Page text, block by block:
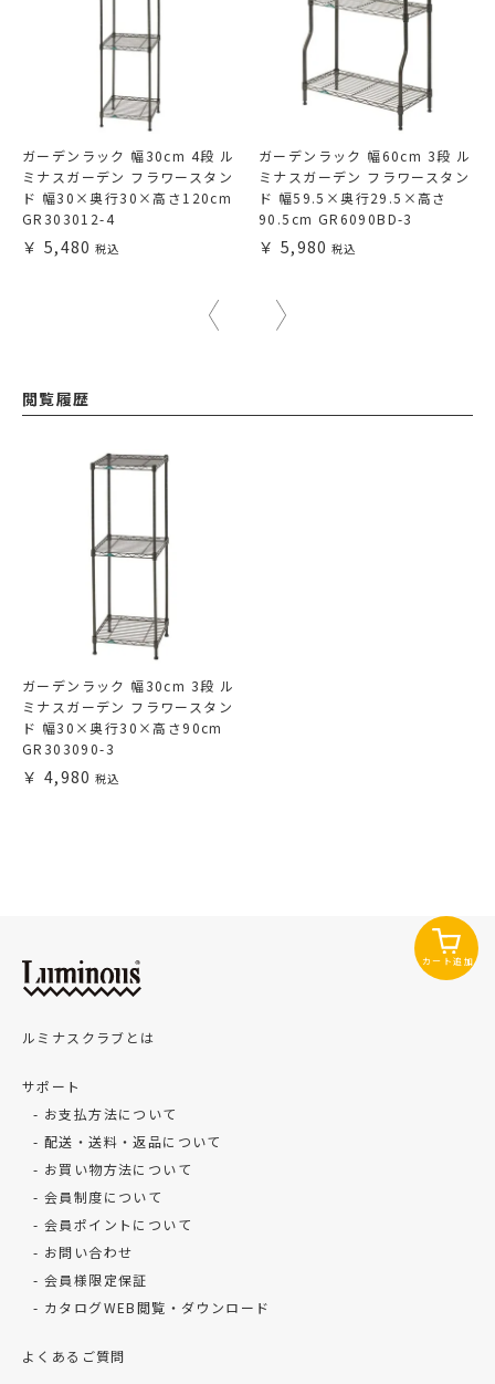
ガーデンラック 幅30cm 4段 ル
ミナスガーデン フラワースタン
ド 幅30×奥行30×高さ120cm
GR303012-4
5,480
ガーデンラック 幅60cm 3段 ル
ミナスガーデン フラワースタン
ド 幅59.5×奥行29.5×高さ
90.5cm GR6090BD-3
5,980
閲覧履歴
ガーデンラック 幅30cm 3段 ル
ミナスガーデン フラワースタン
ド 幅30×奥行30×高さ90cm
GR303090-3
4,980
カート追加
ルミナスクラブとは
サポート
お支払方法について
配送・送料・返品について
お買い物方法について
会員制度について
会員ポイントについて
お問い合わせ
会員様限定保証
カタログWEB閲覧・ダウンロード
よくあるご質問